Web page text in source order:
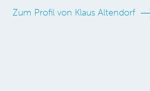
Zum Profil von Klaus Altendorf